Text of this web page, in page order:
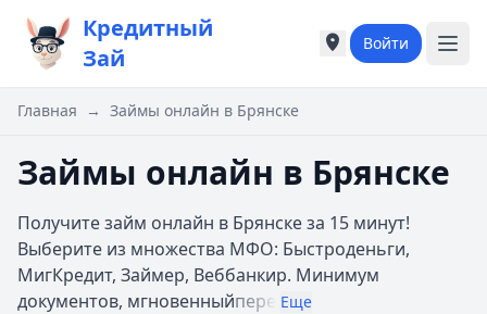
Кредитный
Зай
Города России
Екатеринбург
Казань
Астрахань
Б
Барнаул
Города России
Екатеринбург
Казань
Астрахань
Б
Барнаул
Войти
Главная → Займы онлайн в Брянске
Займы онлайн в Брянске
Получите займ онлайн в Брянске за 15 минут!
Выберите из множества МФО: Быстроденьги,
МигКредит, Займер, Веббанкир. Минимум
документов, мгновенныйпере Еще